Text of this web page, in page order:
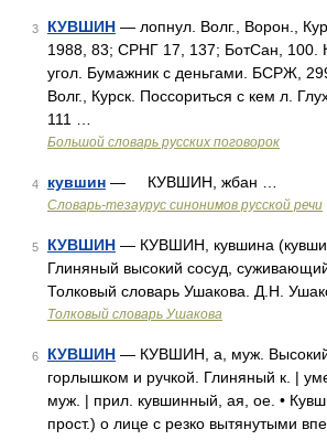
3 КУВШИН — лопнул. Волг., Ворон.,
1988, 83; СРНГ 17, 137; БотСан, 100.
угол. Бумажник с деньгами. БСРЖ,
Волг., Курск. Поссориться с кем л.
111 …
Большой словарь русских поговорок
4 кувшин — КУВШИН, жбан …
Словарь-тезаурус синонимов русской речи
5 КУВШИН — КУВШИН, кувшина
Глиняный высокий сосуд,
Толковый словарь Ушакова. Д.Н.
Толковый словарь Ушакова
6 КУВШИН — КУВШИН, а, муж. Высокий
горлышком и ручкой. Глиняный к. |
муж. | прил. кувшинный, ая, ое. •
прост.) о лице с резко вытянутыми